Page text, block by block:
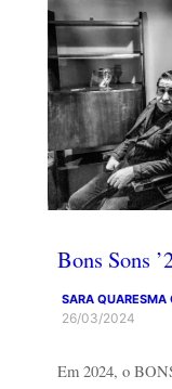
Bons Sons
SARA QUARESMA
26/03/2024
Em 2024, o